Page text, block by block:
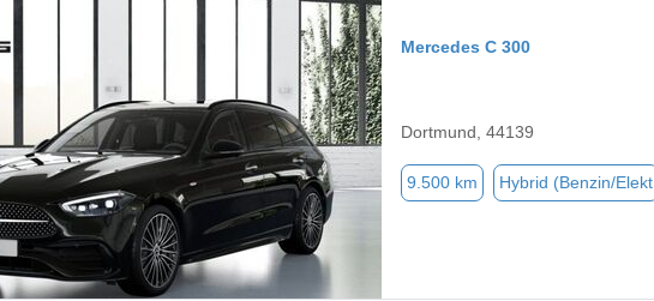
Mercedes C 300
Dortmund, 44139
9.500 km Hybrid (Benzin/Elekt